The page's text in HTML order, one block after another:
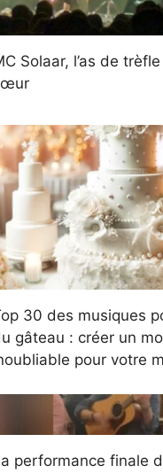
Solaar, l’as de
30 des musiques
gâteau : créer un
pour votre
performance finale